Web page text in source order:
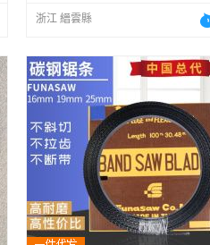
浙江 縉雲縣